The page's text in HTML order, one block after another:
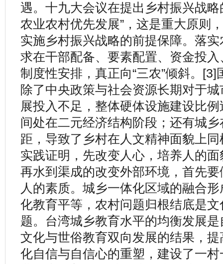
遇。十九大会议在提出乡村振兴战
农业农村优先发展”，这是重大原则
实施乡村振兴战略的前提保障。落
求在干部配备、要素配置、资金投
制度性安排，真正向“三农”倾斜。
除了中央政策与社会资源长期对于
展投入不足，整体硬体设施建设比
间处在二元经济结构阶段；还有城
距，导致了乡村在人文精神面貌上
实践证明，先改变人心，培养人的
再水到渠成的改变外部环境，首先
人的素质。城乡一体化区域的融合
化教育平等，农村问题归根结底是
题。台湾城乡教育水平的均衡发展
文化与世俗教育双向发展的结果，
化自信与自信心的重塑，建设了一